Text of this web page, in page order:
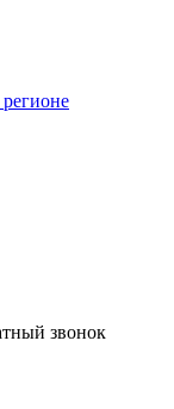
звонок